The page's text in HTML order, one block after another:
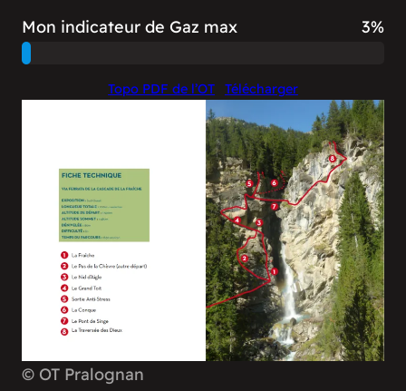
Mon indicateur de Gaz max
7%
Topo PDF de l’OT Télécharger
© OT Pralognan